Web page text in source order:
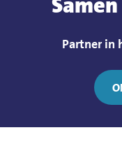
Over ons
Werken bij
Partner in